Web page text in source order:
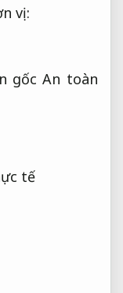
vị:
gốcAn toàn
tế